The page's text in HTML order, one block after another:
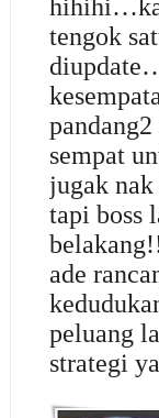
tengok
sempat
jugak
tapi boss
ade
peluang
strategi